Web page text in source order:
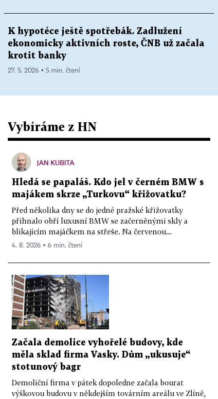
K hypotéce ještě spotřebák. Zadlužení
ekonomicky aktivních roste, ČNB už začala
krotit banky
27. 5. 2026 ▪ 5 min. čtení
Vybíráme z HN
JAN KUBITA
Hledá se papaláš. Kdo jel v černém BMW s
majákem skrze „Turkovu“ křižovatku?
Před několika dny se do jedné pražské křižovatky
přihnalo obří luxusní BMW se začerněnými skly a
blikajícím majáčkem na střeše. Na červenou...
4. 8. 2026 ▪ 6 min. čtení
Začala demolice vyhořelé budovy, kde
měla sklad firma Vasky. Dům „ukusuje“
stotunový bagr
Demoliční firma v pátek dopoledne začala bourat
výškovou budovu v někdejším továrním areálu ve Zlíně,